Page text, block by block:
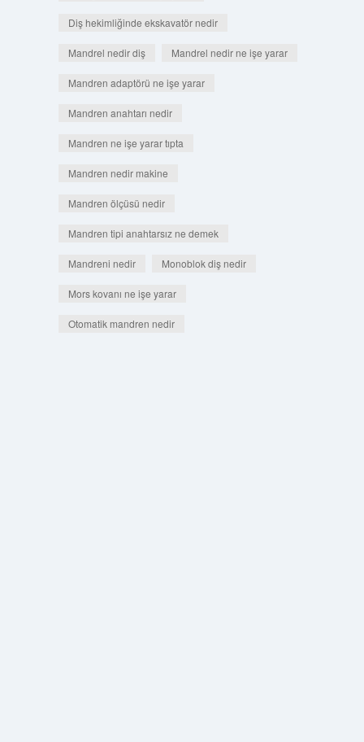
Diş hekimliğinde ekskavatör nedir
Mandrel nedir diş Mandrel nedir ne işe yarar
Mandren adaptörü ne işe yarar
Mandren anahtarı nedir
Mandren ne işe yarar tıpta
Mandren nedir makine
Mandren ölçüsü nedir
Mandren tipi anahtarsız ne demek
Mandreni nedir Monoblok diş nedir
Mors kovanı ne işe yarar
Otomatik mandren nedir